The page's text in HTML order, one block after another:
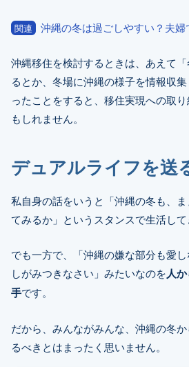
関連 沖縄の冬は過ごしやすい？夫
沖縄移住を検討するときは、あえて
るとか、冬場に沖縄の様子を情報収
ったことをすると、移住実現への取
もしれません。
デュアルライフを送
私自身の話をいうと「沖縄の冬も、
てみるか」というスタンスで生活して
でも一方で、「沖縄の嫌な部分も愛
しがみつきなさい」みたいなのを人
手です。
だから、みんながみんな、沖縄の冬
るべきとはまったく思いません。